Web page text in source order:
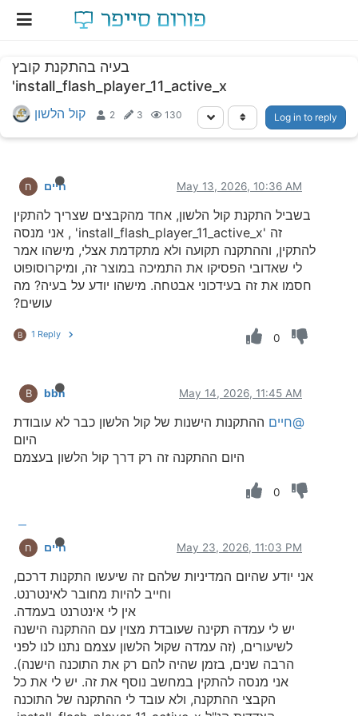
בעיה בהתקנת קובץ
'install_flash_player_11_active_x
קול הלשון 2 3 130 Log in to reply
ח חיים May 13, 2026, 10:36 AM
בשביל התקנת קול הלשון, אחד מהקבצים שצריך להתקין
זה 'install_flash_player_11_active_x' , אני מנסה
להתקין, וההתקנה תקועה ולא מתקדמת אצלי, מישהו אמר
לי שאדובי הפסיקו את התמיכה במוצר זה, ומיקרוסופוט
חסמו את זה בעידכוני אבטחה. מישהו יודע על בעיה? מה
עושים?
B 1 Reply 0
B bbn May 14, 2026, 11:45 AM
@חיים ההתקנות הישנות של קול הלשון כבר לא עובודת
היום
היום ההתקנה זה רק דרך קול הלשון בעצמם
0
ח חיים May 23, 2026, 11:03 PM
אני יודע שהיום המדיניות שלהם זה שיעשו התקנות דרכם,
וחייב להיות מחובר לאינטרנט.
אין לי אינטרנט בעמדה.
יש לי עמדה תקינה שעובדת מצוין עם ההתקנה הישנה
לשיעורים, (זה עמדה שקול הלשון עצמם נתנו לנו לפני
הרבה שנים, בזמן שהיה להם רק את התוכנה הישנה).
אני מנסה להתקין במחשב נוסף את זה. יש לי את כל
הקבצי ההתקנה, ולא עובד לי ההתקנה של התוכנה